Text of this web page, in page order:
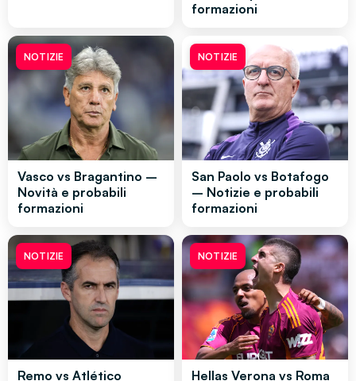
formazioni
NOTIZIE
Vasco vs Bragantino –
Novità e probabili
formazioni
NOTIZIE
San Paolo vs Botafogo
– Notizie e probabili
formazioni
NOTIZIE
Remo vs Atlético
NOTIZIE
Hellas Verona vs Roma